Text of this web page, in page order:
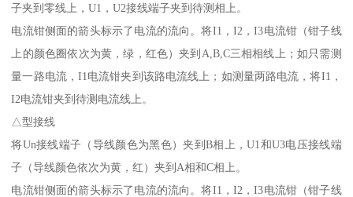
子夹到零线上，U1，U2接线端子夹到待测相上。
电流钳侧面的箭头标示了电流的流向。将I1，I2，I3电流钳（钳子线
上的颜色圈依次为黄，绿，红色）夹到A,B,C三相相线上；如只需测
量一路电流，I1电流钳夹到该路电流线上；如测量两路电流，将I1，
I2电流钳夹到待测电流线上。
△型接线
将Un接线端子（导线颜色为黑色）夹到B相上，U1和U3电压接线端
子（导线颜色依次为黄，红）夹到A相和C相上。
电流钳侧面的箭头标示了电流的流向。将I1，I2，I3电流钳（钳子线